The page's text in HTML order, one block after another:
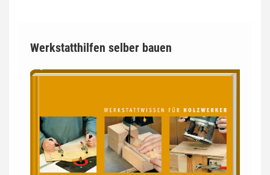
Werkstatthilfen selber bauen